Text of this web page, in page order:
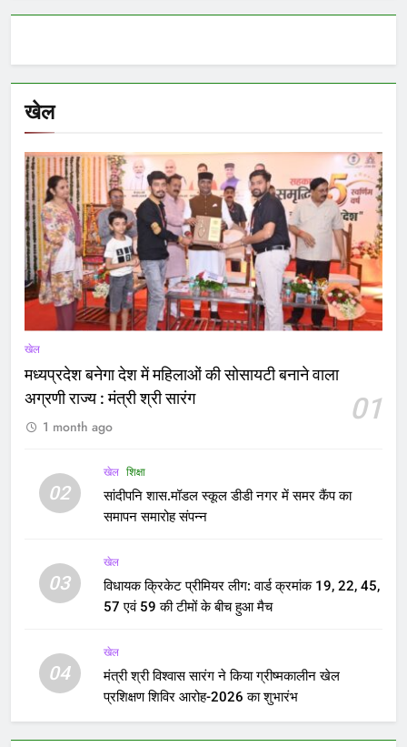
खेल
खेल
मध्यप्रदेश बनेगा देश में महिलाओं की सोसायटी बनाने वाला
अग्रणी राज्य : मंत्री श्री सारंग
01
1 month ago
02
खेल शिक्षा
सांदीपनि शास.मॉडल स्कूल डीडी नगर में समर कैंप का
समापन समारोह संपन्न
03
खेल
विधायक क्रिकेट प्रीमियर लीग: वार्ड क्रमांक 19, 22, 45,
57 एवं 59 की टीमों के बीच हुआ मैच
04
खेल
मंत्री श्री विश्वास सारंग ने किया ग्रीष्मकालीन खेल
प्रशिक्षण शिविर आरोह-2026 का शुभारंभ